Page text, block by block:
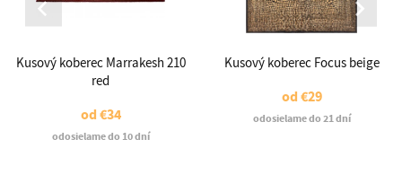
Kusový koberec Marrakesh 210
red
od€34
odosielame do 10 dní
Kusový koberec Focus beige
od€29
odosielame do 21 dní